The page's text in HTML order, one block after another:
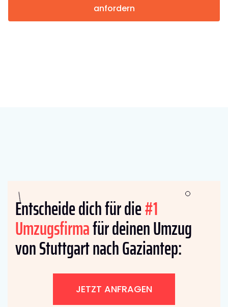
anfordern
Entscheide dich für die#1
Umzugsfirmafür deinen Umzug
von Stuttgart nach Gaziantep:
JETZT ANFRAGEN